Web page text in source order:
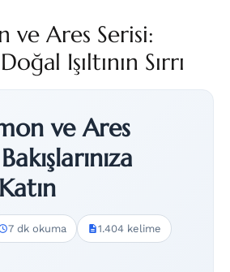
ve Ares Serisi:
Işıltının Sırrı
ve Ares
7 dk okuma 1.404 kelime